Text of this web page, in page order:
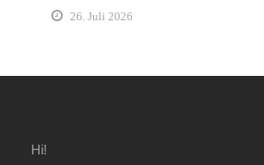
26. Juli 2026
Hi!